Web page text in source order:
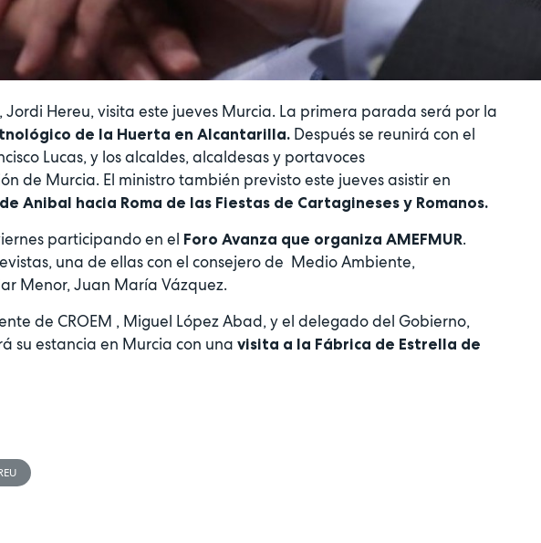
Jordi Hereu, visita este jueves Murcia. La primera parada será por la
de la Huerta en Alcantarilla. Después se reunirá con el
Lucas, y los alcaldes, alcaldesas y portavoces
de Murcia. El ministro también previsto este jueves asistir en
Anibal hacia Roma de las Fiestas de Cartagineses y Romanos.
participando en el Foro Avanza que organiza AMEFMUR.
una de ellas con el consejero de Medio Ambiente,
Menor, Juan María Vázquez.
de CROEM , Miguel López Abad, y el delegado del Gobierno,
su estancia en Murcia con una visita a la Fábrica de Estrella de